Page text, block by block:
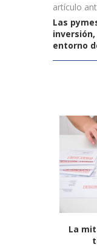
artículo
Las
entorno
La